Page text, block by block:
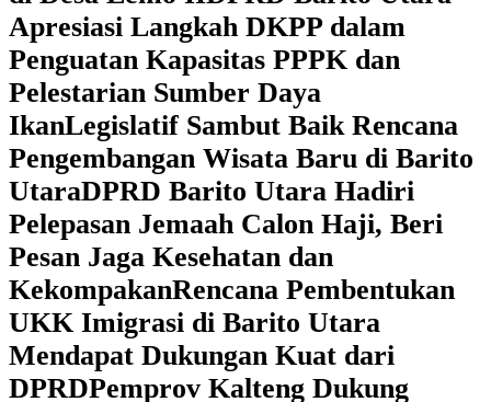
Apresiasi Langkah DKPP dalam
Penguatan Kapasitas PPPK dan
Pelestarian Sumber Daya
IkanLegislatif Sambut Baik Rencana
Pengembangan Wisata Baru di Barito
UtaraDPRD Barito Utara Hadiri
Pelepasan Jemaah Calon Haji, Beri
Pesan Jaga Kesehatan dan
KekompakanRencana Pembentukan
UKK Imigrasi di Barito Utara
Mendapat Dukungan Kuat dari
DPRD‎Pemprov Kalteng Dukung